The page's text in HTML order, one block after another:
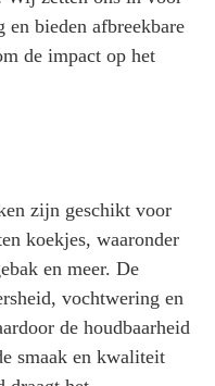
bieden afbreekbare
de impact op het
zijn geschikt voor
koekjes, waaronder
en meer. De
vochtwering en
de houdbaarheid
smaak en kwaliteit